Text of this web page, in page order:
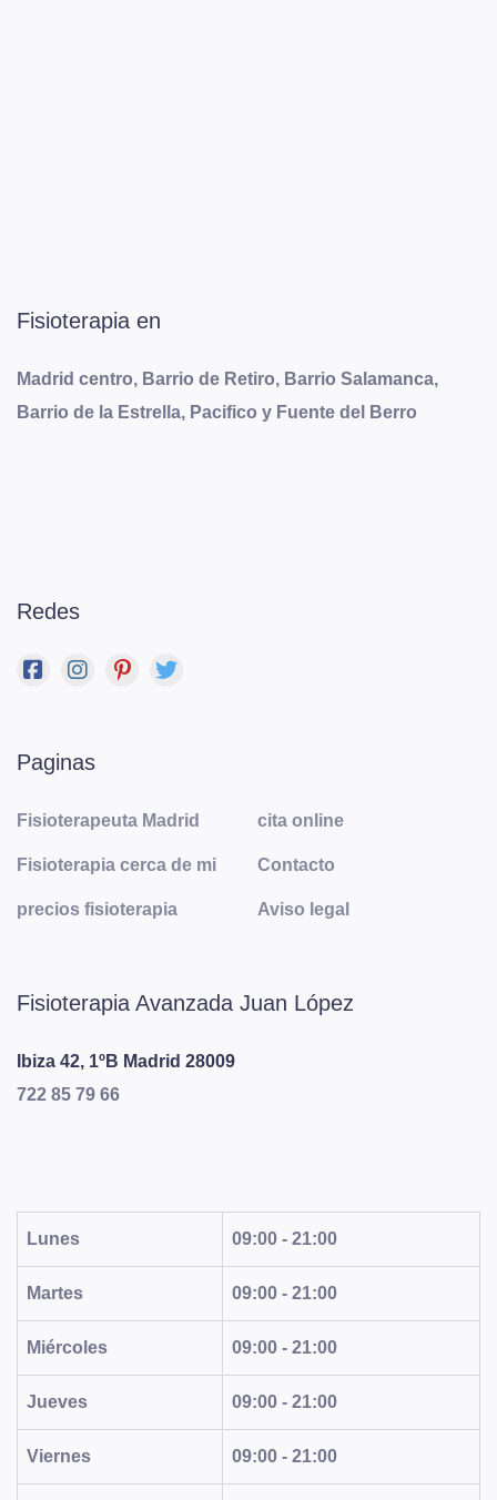
Fisioterapia en
Madrid centro, Barrio de Retiro, Barrio Salamanca,
Barrio de la Estrella, Pacifico y Fuente del Berro
Redes
Paginas
Fisioterapeuta Madrid
Fisioterapia cerca de mi
precios fisioterapia
cita online
Contacto
Aviso legal
Fisioterapia Avanzada Juan López
Ibiza 42, 1ºB Madrid 28009
722 85 79 66
Lunes 09:00 - 21:00
Martes 09:00 - 21:00
Miércoles 09:00 - 21:00
Jueves 09:00 - 21:00
Viernes 09:00 - 21:00